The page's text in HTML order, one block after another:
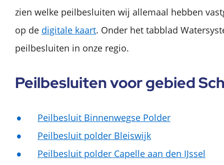
zien welke peilbesluiten wij allemaal hebben
op de digitale kaart. Onder het tabblad
peilbesluiten in onze regio.
Peilbesluiten voor gebied
Peilbesluit Binnenwegse Polder
Peilbesluit polder Bleiswijk
Peilbesluit polder Capelle aan den IJssel